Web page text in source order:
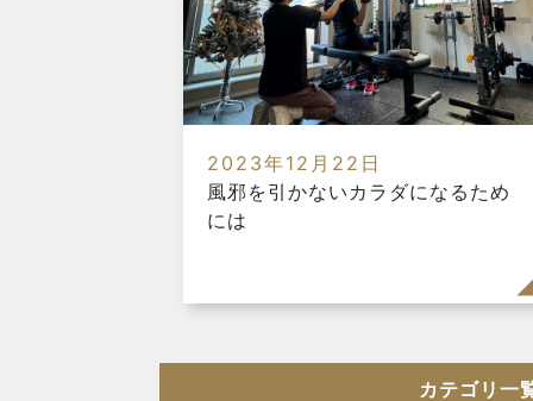
2023年12月22日
風邪を引かないカラダになるため
には
カテゴリ一